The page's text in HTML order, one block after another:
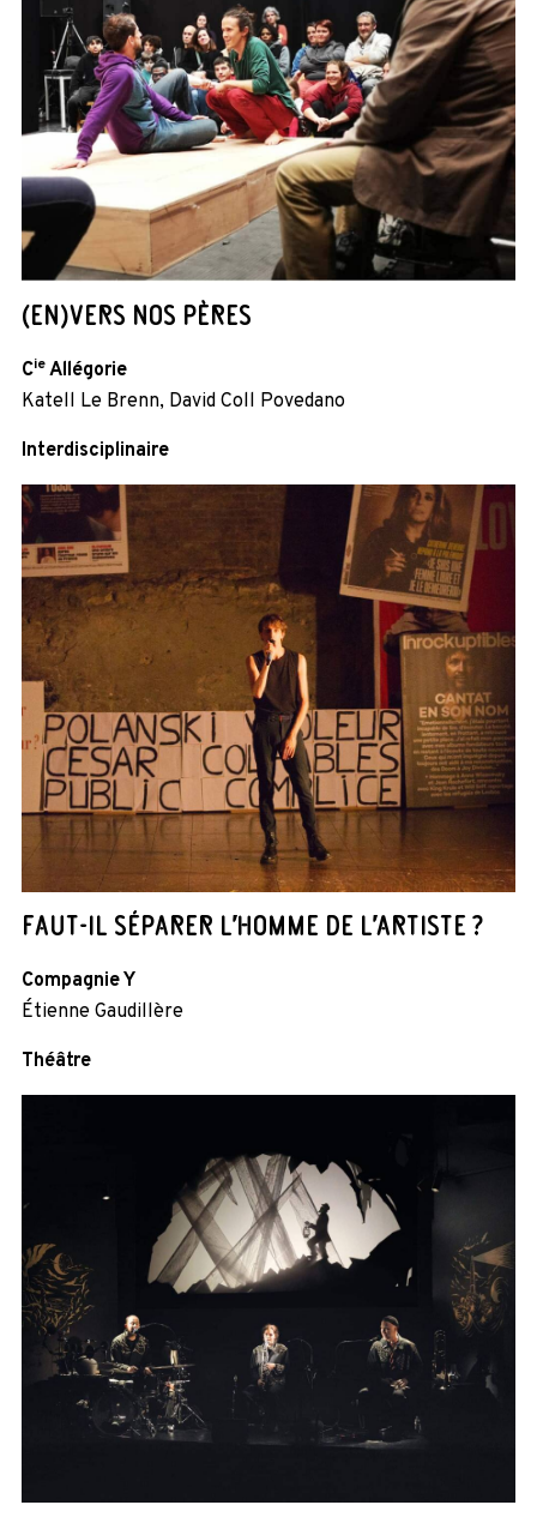
(EN)VERS NOS PÈRES
CieAllégorie
Katell Le Brenn, David Coll Povedano
Interdisciplinaire
FAUT-IL SÉPARER L’HOMME DE L’ARTISTE ?
Compagnie Y
Étienne Gaudillère
Théâtre